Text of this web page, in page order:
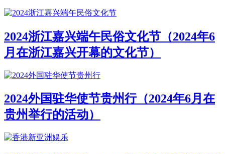
2024浙江嘉兴端午民俗文化节（2024年6
月在浙江嘉兴开幕的文化节）
2024外国驻华使节贵州行（2024年6月在
贵州举行的活动）